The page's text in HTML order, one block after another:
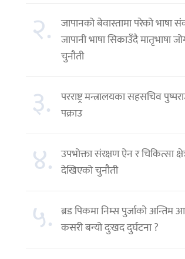
२.
जापानको बेवास्तामा परेको भाषा
जापानी भाषा सिकाउँदै मातृभाषा
चुनौती
३.
परराष्ट्र मन्त्रालयका सहसचिव
पक्राउ
४. उपभोक्ता संरक्षण ऐन र चिकित्सा
देखिएको चुनौती
५. ब्रड पिकमा निम्स पुर्जाको अन्तिम
कसरी बन्यो दुःखद दुर्घटना ?